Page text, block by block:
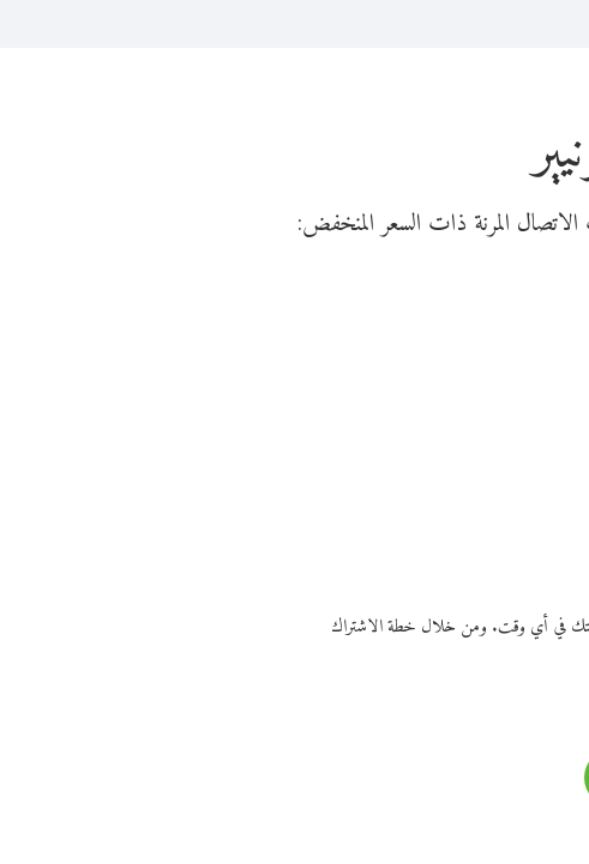
خطتك في أي وقت. ومن خلال خطة الاشتراك